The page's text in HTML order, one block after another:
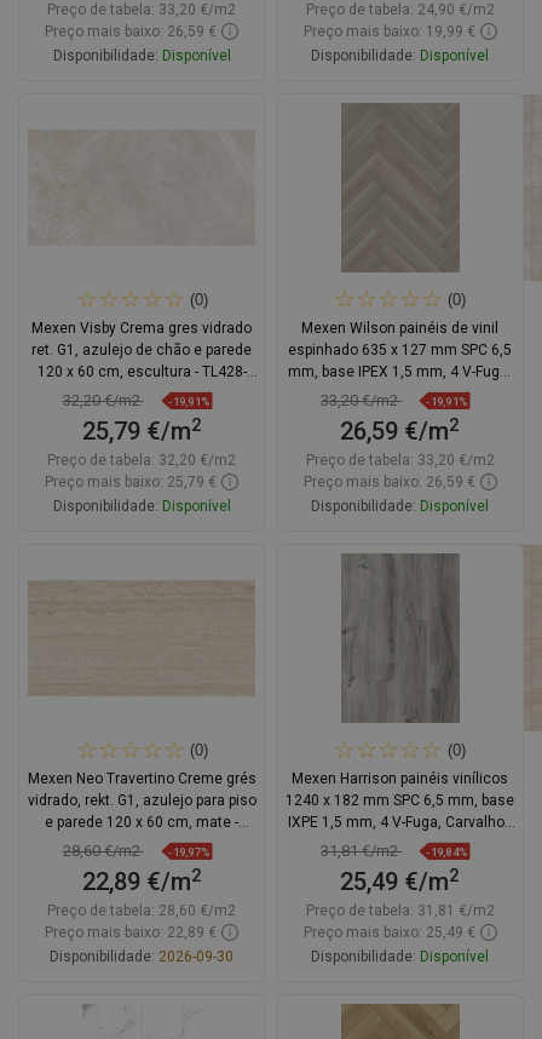
Preço de tabela: 33,20 €/m2
Preço mais baixo: 26,59 €
Disponibilidade: Disponível
Preço de tabela: 24,90 €/m2
Preço mais baixo: 19,99 €
Disponibilidade: Disponível
Adicionar
(0)
Mexen Visby Crema gres vidrado
ret. G1, azulejo de chão e parede
120 x 60 cm, escultura - TL428-
120-060-04
32,20 €/m2 -19,91%
25,79 €/m2
Preço de tabela: 32,20 €/m2
Preço mais baixo: 25,79 €
Disponibilidade: Disponível
Favoritos
(0)
Mexen Wilson painéis de vinil
espinhado 635 x 127 mm SPC 6,5
mm, base IPEX 1,5 mm, 4 V-Fuga,
Carvalho
33,20 €/m2 -19,91%
26,59 €/m2
Preço de tabela: 33,20 €/m2
Preço mais baixo: 26,59 €
Disponibilidade: Disponível
Adicionar
(0)
Mexen Neo Travertino Creme grés
vidrado, rekt. G1, azulejo para piso
e parede 120 x 60 cm, mate -
TL302-120-060-02
28,60 €/m2 -19,97%
22,89 €/m2
Preço de tabela: 28,60 €/m2
Preço mais baixo: 22,89 €
Disponibilidade: 2026-09-30
(0)
Mexen Harrison painéis vinílicos
1240 x 182 mm SPC 6,5 mm, base
IXPE 1,5 mm, 4 V-Fuga, Carvalho -
F1044-1240-182-505-4V1-01
31,81 €/m2 -19,84%
25,49 €/m2
Preço de tabela: 31,81 €/m2
Preço mais baixo: 25,49 €
Disponibilidade: Disponível
Adicionar